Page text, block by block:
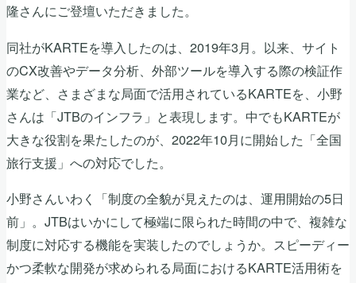
隆さんにご登壇いただきました。
同社がKARTEを導入したのは、2019年3月。以来、サイト
のCX改善やデータ分析、外部ツールを導入する際の検証作
業など、さまざまな局面で活用されているKARTEを、小野
さんは「JTBのインフラ」と表現します。中でもKARTEが
大きな役割を果たしたのが、2022年10月に開始した「全国
旅行支援」への対応でした。
小野さんいわく「制度の全貌が見えたのは、運用開始の5日
前」。JTBはいかにして極端に限られた時間の中で、複雑な
制度に対応する機能を実装したのでしょうか。スピーディー
かつ柔軟な開発が求められる局面におけるKARTE活用術を